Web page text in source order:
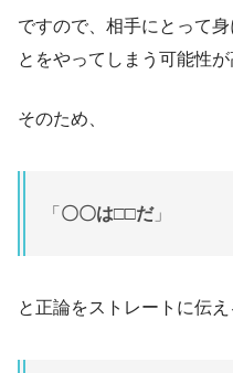
ですので、相手にとって
とをやってしまう可能性
そのため、
「 〇〇は□□だ」
と正論をストレートに伝え